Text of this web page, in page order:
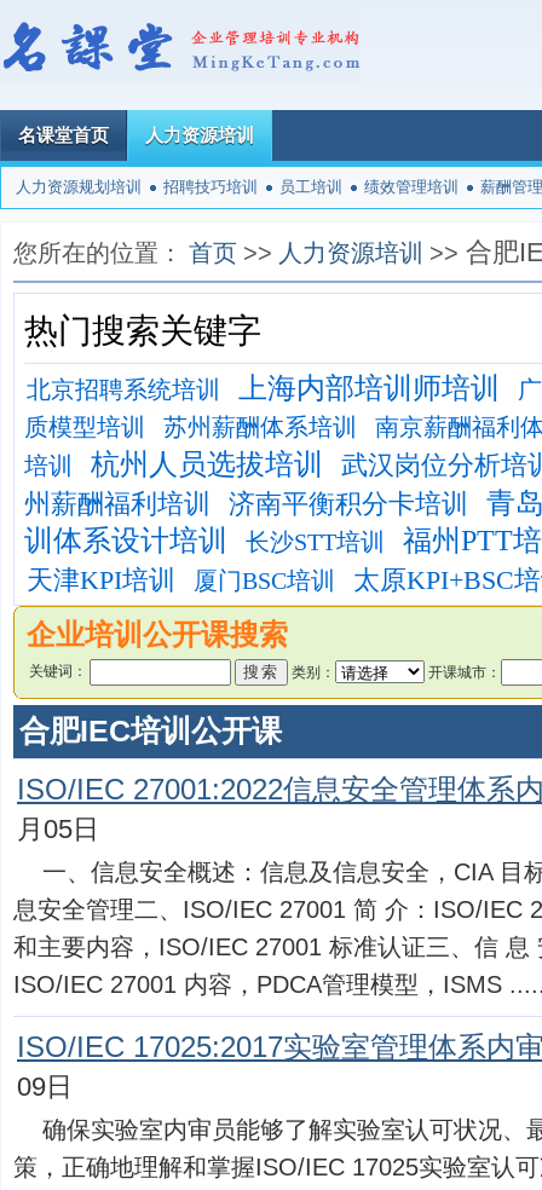
名课堂首页 人力资源培训
人力资源规划培训 招聘技巧培训 员工培训 绩效管理培训 薪酬管
您所在的位置： 首页 >> 人力资源培训 >> 合肥
热门搜索关键字
北京招聘系统培训 上海内部培训师培训
质模型培训
苏州薪酬体系培训
南京薪酬福利
培训
杭州人员选拔培训
武汉岗位分析培
州薪酬福利培训
济南平衡积分卡培训
青
训体系设计培训
长沙STT培训 福州PTT
天津KPI培训 厦门BSC培训 太原KPI+BSC
企业培训公开课搜索
关键词： 类别： 开课城市：
合肥IEC培训公开课
ISO/IEC 27001:2022信息安全管理体系
月05日
一、信息安全概述：信息及信息安全，CIA 目
息安全管理二、ISO/IEC 27001 简 介：ISO/IEC
和主要内容，ISO/IEC 27001 标准认证三、信
ISO/IEC 27001 内容，PDCA管理模型，ISMS
ISO/IEC 17025:2017实验室管理体系内
09日
确保实验室内审员能够了解实验室认可状况、
策，正确地理解和掌握ISO/IEC 17025实验室认